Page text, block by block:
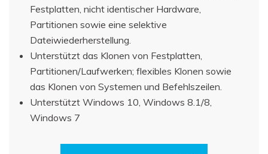
Festplatten, nicht identischer Hardware,
Partitionen sowie eine selektive
Dateiwiederherstellung.
Unterstützt das Klonen von Festplatten,
Partitionen/Laufwerken; flexibles Klonen sowie
das Klonen von Systemen und Befehlszeilen.
Unterstützt Windows 10, Windows 8.1/8,
Windows 7